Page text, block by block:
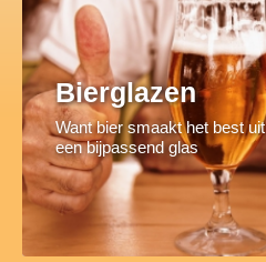
Bierglazen
Want bier smaakt het best uit
een bijpassend glas